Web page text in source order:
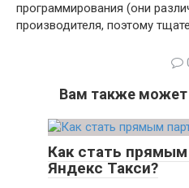
программирования (они
производителя, поэтому
Вам также может
Как стать
Яндекс Такси?